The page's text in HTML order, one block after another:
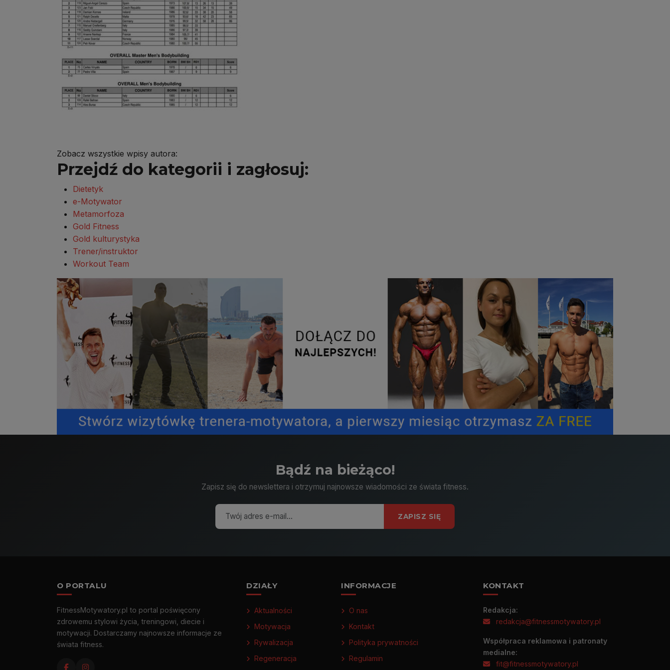
Zobacz wszystkie wpisy autora:
Przejdź do kategorii i zagłosuj:
Dietetyk
e-Motywator
Metamorfoza
Gold Fitness
Gold kulturystyka
Trener/instruktor
Workout Team
Bądź na bieżąco!
Zapisz się do newslettera i otrzymuj najnowsze wiadomości ze świata fitness.
ZAPISZ SIĘ
O PORTALU
FitnessMotywatory.pl to portal poświęcony
zdrowemu stylowi życia, treningowi, diecie i
motywacji. Dostarczamy najnowsze informacje ze
świata fitness.
DZIAŁY
Aktualności
Motywacja
Rywalizacja
Regeneracja
INFORMACJE
O nas
Kontakt
Polityka prywatności
Regulamin
KONTAKT
Redakcja:
redakcja@fitnessmotywatory.pl
Współpraca reklamowa i patronaty
medialne:
fit@fitnessmotywatory.pl